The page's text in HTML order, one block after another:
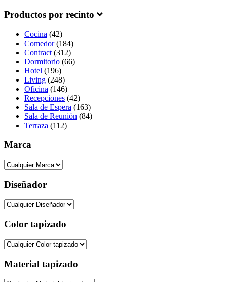
Productos por recinto
Cocina (42)
Comedor(184)
Contract (312)
Dormitorio (66)
Hotel (196)
Living (248)
Oficina (146)
Recepciones (42)
Sala de Espera (163)
Sala de Reunión (84)
Terraza (112)
Marca
Diseñador
Color tapizado
Material tapizado